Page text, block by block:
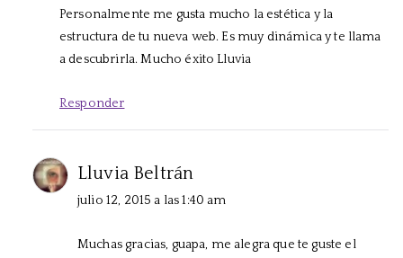
Personalmente me gusta mucho la estética y la
estructura de tu nueva web. Es muy dinámica y te llama
a descubrirla. Mucho éxito Lluvia
Responder
Lluvia Beltrán
julio 12, 2015 a las 1:40 am
Muchas gracias, guapa, me alegra que te guste el